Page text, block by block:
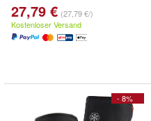
27,79 € (27,79 €/)
Kostenloser Versand
- 8%